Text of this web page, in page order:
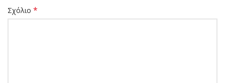
Σχόλιο *